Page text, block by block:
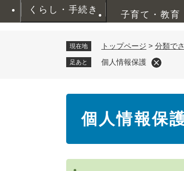
くらし・手続き 子育て・教育
現在地 トップページ > 分類で
足あと 個人情報保護
個人情報保